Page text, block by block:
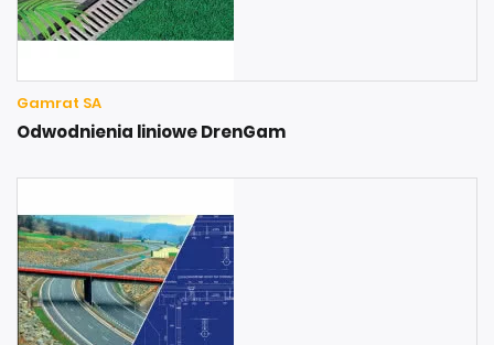
Gamrat SA
Odwodnienia liniowe DrenGam